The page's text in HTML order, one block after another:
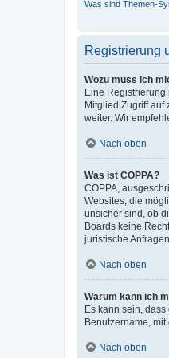
Was sind Themen-
Registrierung
Wozu muss ich
Eine Registrierung
Mitglied Zugriff auf
weiter. Wir
Nach oben
Was ist COPPA?
COPPA,
Websites, die
unsicher sind, ob
Boards keine
juristische
Nach oben
Warum kann ich
Es kann sein,
Benutzername,
Nach oben